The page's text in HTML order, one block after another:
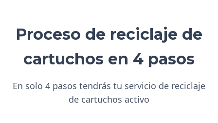
Proceso de reciclaje de
cartuchos en 4 pasos
En solo 4 pasos tendrás tu servicio de reciclaje
de cartuchos activo